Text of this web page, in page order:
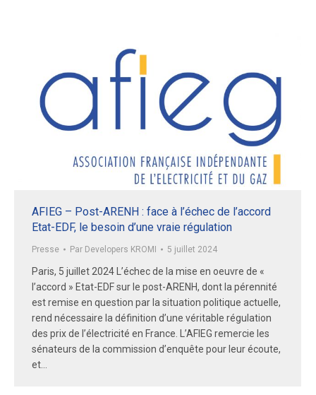
AFIEG – Post-ARENH : face à l’échec de l’accord
Etat-EDF, le besoin d’une vraie régulation
Presse Par Developers KROMI 5 juillet 2024
Paris, 5 juillet 2024 L’échec de la mise en oeuvre de «
l’accord » Etat-EDF sur le post-ARENH, dont la pérennité
est remise en question par la situation politique actuelle,
rend nécessaire la définition d’une véritable régulation
des prix de l’électricité en France. L’AFIEG remercie les
sénateurs de la commission d’enquête pour leur écoute,
et…